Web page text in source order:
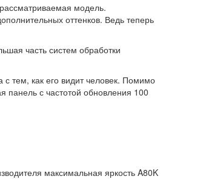
модель.
оттенков. Ведь теперь
часть систем обработки
тем, как его видит человек. Помимо
панель с частотой обновления 100
максимальная яркость A80K